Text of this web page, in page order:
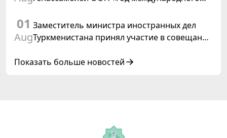
Туркменистаном
01
Aug
Заместитель министра иностранных дел
Туркменистана принял участие в совещании
сотрудничества «Центральная Азия –
Показать больше новостей